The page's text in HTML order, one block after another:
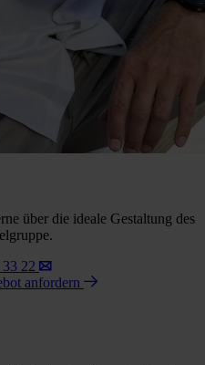
über die ideale Gestaltung des
22
anfordern